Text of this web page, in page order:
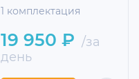
1 комплектация
19 950 ₽ /за
день